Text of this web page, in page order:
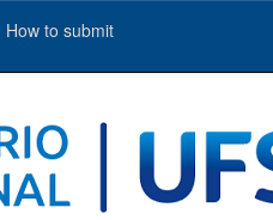
How to submit